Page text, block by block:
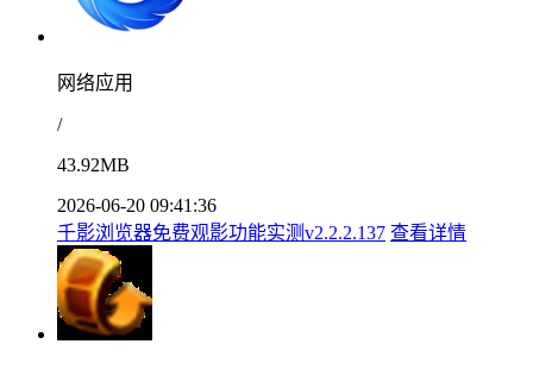
网络应用
/
43.92MB
2026-06-20 09:41:36
千影浏览器免费观影功能实测v2.2.2.137 查看详情